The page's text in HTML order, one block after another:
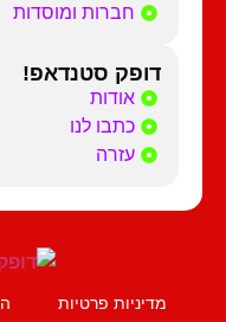
חברות ומוסדות
דופק סטנדאפ!
אודות
כתבו לנו
עזרה
מדיניות פרטיות